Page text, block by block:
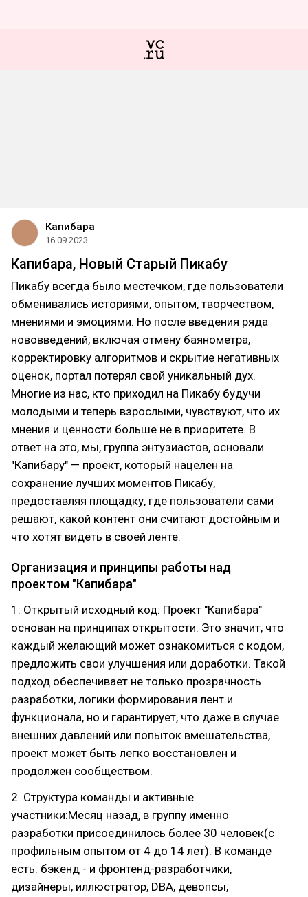
Капибара
16.09.2023
Капибара, Новый Старый Пикабу
Пикабу всегда было местечком, где пользователи
обменивались историями, опытом, творчеством,
мнениями и эмоциями. Но после введения ряда
нововведений, включая отмену баянометра,
корректировку алгоритмов и скрытие негативных
оценок, портал потерял свой уникальный дух.
Многие из нас, кто приходил на Пикабу будучи
молодыми и теперь взрослыми, чувствуют, что их
мнения и ценности больше не в приоритете. В
ответ на это, мы, группа энтузиастов, основали
"Капибару" — проект, который нацелен на
сохранение лучших моментов Пикабу,
предоставляя площадку, где пользователи сами
решают, какой контент они считают достойным и
что хотят видеть в своей ленте.
Организация и принципы работы над
проектом "Капибара"
1. Открытый исходный код: Проект "Капибара"
основан на принципах открытости. Это значит, что
каждый желающий может ознакомиться с кодом,
предложить свои улучшения или доработки. Такой
подход обеспечивает не только прозрачность
разработки, логики формирования лент и
функционала, но и гарантирует, что даже в случае
внешних давлений или попыток вмешательства,
проект может быть легко восстановлен и
продолжен сообществом.
2. Структура команды и активные
участники:Месяц назад, в группу именно
разработки присоединилось более 30 человек(с
профильным опытом от 4 до 14 лет). В команде
есть: бэкенд - и фронтенд-разработчики,
дизайнеры, иллюстратор, DBA, девопсы,